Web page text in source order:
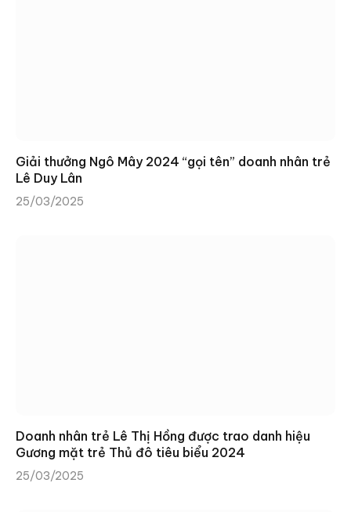
Giải thưởng Ngô Mây 2024 “gọi tên” doanh nhân trẻ
Lê Duy Lân
25/03/2025
Doanh nhân trẻ Lê Thị Hồng được trao danh hiệu
Gương mặt trẻ Thủ đô tiêu biểu 2024
25/03/2025